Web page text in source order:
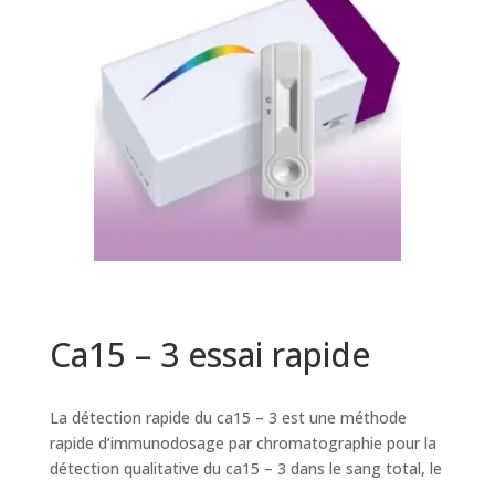
Ca15 – 3 essai rapide
La détection rapide du ca15 – 3 est une méthode
rapide d’immunodosage par chromatographie pour la
détection qualitative du ca15 – 3 dans le sang total, le